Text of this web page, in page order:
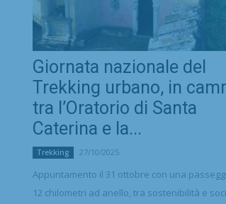
Giornata nazionale del
Trekking urbano, in
tra l’Oratorio di Santa
Caterina e la...
Trekking 27/10/2025
Appuntamento il 31 ottobre con una
12 chilometri ad anello, tra sostenibilità e